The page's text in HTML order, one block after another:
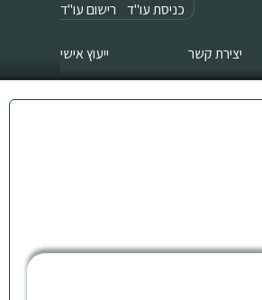
כניסת עו"ד רישום עו"ד
יצירת קשר ייעוץ אישי